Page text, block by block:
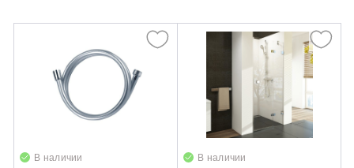
В наличии В наличии